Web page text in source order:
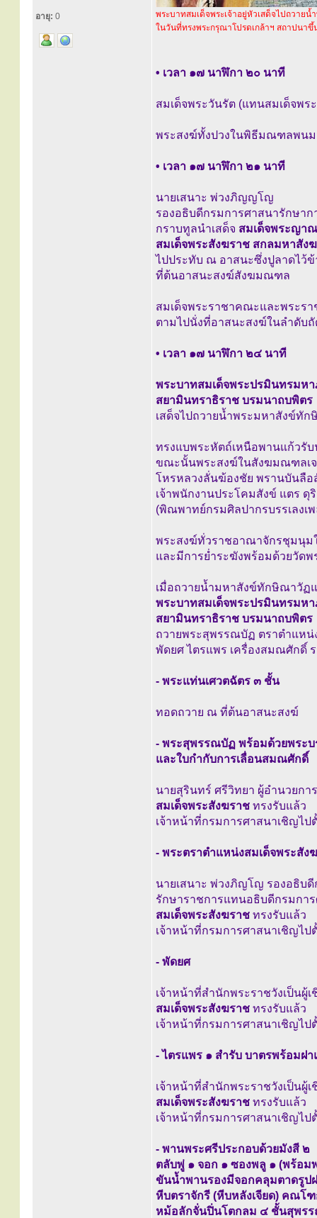
อายุ: 0
พระบาทสมเด็จพระเจ้าอยู่หัวเสด็จไปถวาย
ในวันที่ทรงพระกรุณาโปรดเกล้าฯ สถาปนาขึ้
• เวลา ๑๗ นาฬิกา ๒๐ นาที
สมเด็จพระวันรัต (แทนสมเด็จพร
พระสงฆ์ทั้งปวงในพิธีมณฑลพนม
• เวลา ๑๗ นาฬิกา ๒๑ นาที
นายเสนาะ พ่วงภิญญโญ
รองอธิบดีกรมการศาสนารักษา
กราบทูลนำเสด็จ สมเด็จพระญา
สมเด็จพระสังฆราช สกลมหาสัง
ไปประทับ ณ อาสนะซึ่งปูลาดไว้ข้
ที่ต้นอาสนะสงฆ์สังฆมณฑล
สมเด็จพระราชาคณะและพระร
ตามไปนั่งที่อาสนะสงฆ์ในลำดับ
• เวลา ๑๗ นาฬิกา ๒๔ นาที
พระบาทสมเด็จพระปรมินทรมห
สยามินทราธิราช บรมนาถบพิตร
เสด็จไปถวายน้ำพระมหาสังข์ทั
ทรงแบพระหัตถ์เหนือพานแก้วรับ
ขณะนั้นพระสงฆ์ในสังฆมณฑลเ
โหรหลวงลั่นฆ้องชัย พรานบันลื
เจ้าพนักงานประโคมสังข์ แตร ดุ
(พิณพาทย์กรมศิลปากรบรรเลงเ
พระสงฆ์ทั่วราชอาณาจักรชุมนุม
และมีการย่ำระฆังพร้อมด้วยวัด
เมื่อถวายน้ำมหาสังข์ทักษิณาวัฏ
พระบาทสมเด็จพระปรมินทรมห
สยามินทราธิราช บรมนาถบพิตร
ถวายพระสุพรรณบัฏ ตราตำแหน่
พัดยศ ไตรแพร เครื่องสมณศักดิ์
- พระแท่นเศวตฉัตร ๓ ชั้น
ทอดถวาย ณ ที่ต้นอาสนะสงฆ์
- พระสุพรรณบัฏ พร้อมด้วยพระ
และใบกำกับการเลื่อนสมณศักดิ์
นายสุรินทร์ ศรีวิทยา ผู้อำนวยกา
สมเด็จพระสังฆราช ทรงรับแล้ว
เจ้าหน้าที่กรมการศาสนาเชิญไป
- พระตราตำแหน่งสมเด็จพระสัง
นายเสนาะ พ่วงภิญโญ รองอธิบ
รักษาราชการแทนอธิบดีกรมกา
สมเด็จพระสังฆราช ทรงรับแล้ว
เจ้าหน้าที่กรมการศาสนาเชิญไป
- พัดยศ
เจ้าหน้าที่สำนักพระราชวังเป็นผู้
สมเด็จพระสังฆราช ทรงรับแล้ว
เจ้าหน้าที่กรมการศาสนาเชิญไป
- ไตรแพร ๑ สำรับ บาตรพร้อมฝา
เจ้าหน้าที่สำนักพระราชวังเป็นผู้
สมเด็จพระสังฆราช ทรงรับแล้ว
เจ้าหน้าที่กรมการศาสนาเชิญไป
- พานพระศรีประกอบด้วยมังสี ๒
ตลับพู่ ๑ จอก ๑ ซองพลู ๑ (พร้อม
ขันน้ำพานรองมีจอกคลุมตาดรูป
หีบตราจักรี (หีบหลังเจียด) คณโ
หม้อลักจั่นปิ่นโตกลม ๔ ชั้นสุพร